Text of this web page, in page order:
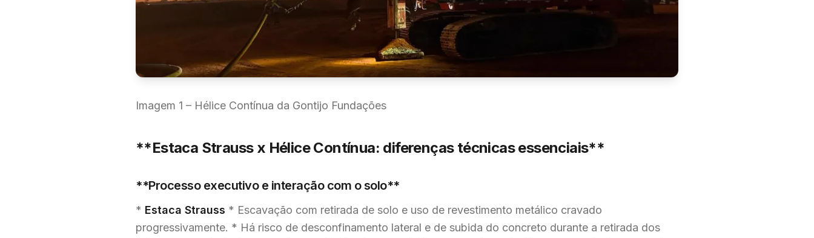
Imagem 1 – Hélice Contínua da Gontijo Fundações
**Estaca Strauss x Hélice Contínua: diferenças técnicas essenciais**
**Processo executivo e interação com o solo**
* Estaca Strauss * Escavação com retirada de solo e uso de revestimento metálico cravado
progressivamente. * Há risco de desconfinamento lateral e de subida do concreto durante a retirada dos